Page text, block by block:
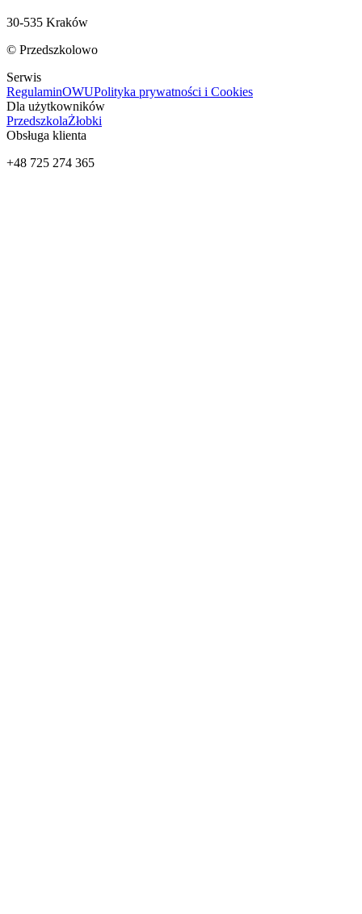
30-535 Kraków
© Przedszkolowo
Serwis
RegulaminOWUPolityka prywatności i Cookies
Dla użytkowników
PrzedszkolaŻłobki
Obsługa klienta
+48 725 274 365